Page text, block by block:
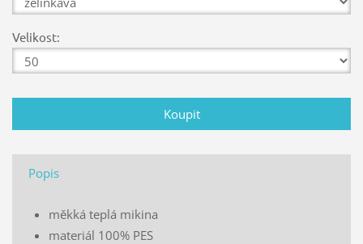
Velikost:
Popis
měkká teplá mikina
materiál 100% PES